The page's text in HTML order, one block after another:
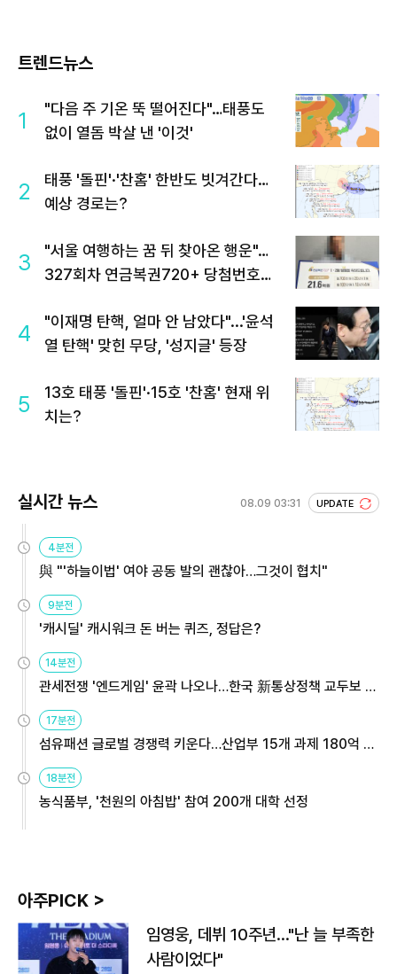
트렌드뉴스
1
"다음 주 기온 뚝 떨어진다"…태풍도
없이 열돔 박살 낸 '이것'
2
태풍 '돌핀'·'찬홈' 한반도 빗겨간다…
예상 경로는?
3
"서울 여행하는 꿈 뒤 찾아온 행운"…
327회차 연금복권720+ 당첨번호조
4
"이재명 탄핵, 얼마 안 남았다"...'윤석
열 탄핵' 맞힌 무당, '성지글' 등장
5
13호 태풍 '돌핀'·15호 '찬홈' 현재 위
치는?
실시간 뉴스 08.09 03:31 UPDATE
4분전
與 "'하늘이법' 여야 공동 발의 괜찮아…그것이 협치"
9분전
'캐시딜' 캐시워크 돈 버는 퀴즈, 정답은?
14분전
관세전쟁 '엔드게임' 윤곽 나오나…한국 新통상정책 교두보 활
용해야
17분전
섬유패션 글로벌 경쟁력 키운다…산업부 15개 과제 180억 지
원
18분전
농식품부, '천원의 아침밥' 참여 200개 대학 선정
아주PICK >
임영웅, 데뷔 10주년…"난 늘 부족한
사람이었다"